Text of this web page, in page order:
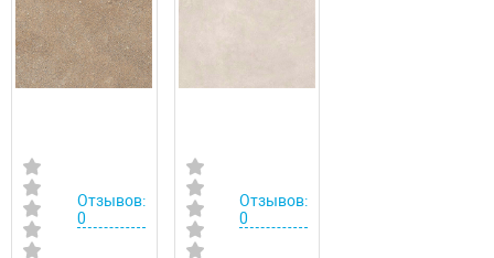
Отзывов:
0
Отзывов:
0